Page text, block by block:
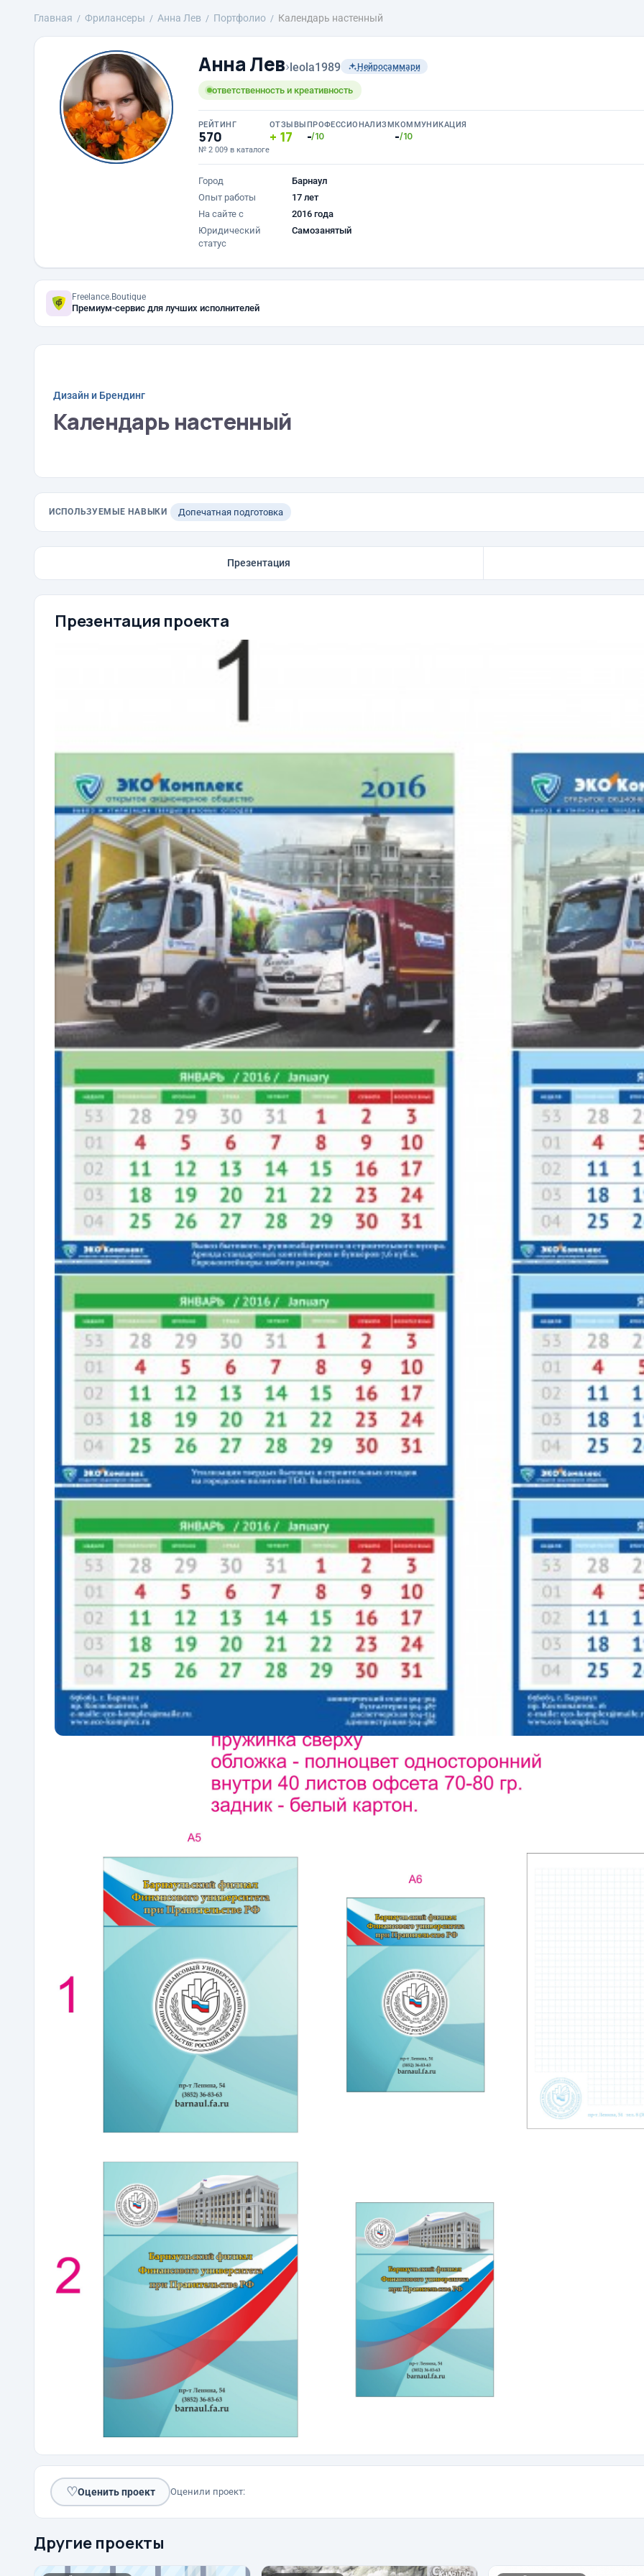
Главная Фрилансеры Анна Лев Портфолио Календарь настенный
Анна Лев›leola1989 Нейросаммари
ответственность и креативность
РЕЙТИНГ
570
№ 2 009 в каталоге
ОТЗЫВЫ
17
ПРОФЕССИОНАЛИЗМ
-/10
КОММУНИКАЦИЯ
-/10
Город
Барнаул
Опыт работы
17 лет
На сайте с
2016 года
Юридический
статус
Самозанятый
Freelance.Boutique
Премиум-сервис для лучших исполнителей
Дизайн и Брендинг
Календарь настенный
ИСПОЛЬЗУЕМЫЕ НАВЫКИ Допечатная подготовка
Презентация
Презентация проекта
♡Оценить проект Оценили проект:
Другие проекты